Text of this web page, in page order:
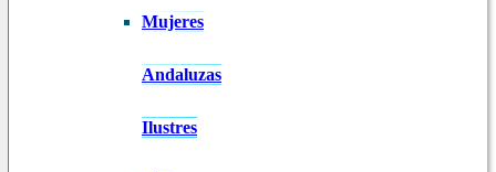
Mujeres
Andaluzas
Ilustres